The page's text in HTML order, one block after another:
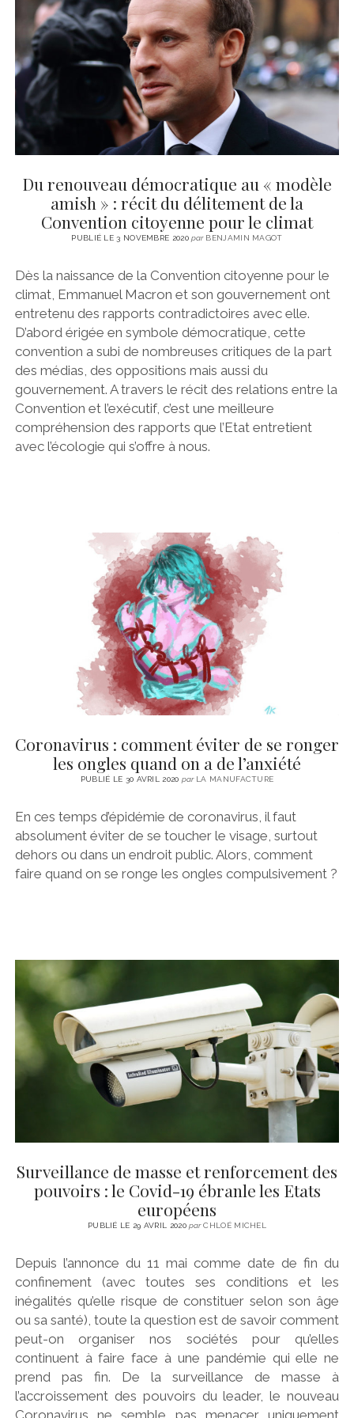
CINÉMA
LITTÉRATURE
ÉCONOMIE
SPORT
MÉDIAS
SANTÉ
instagram
emailemail-
form
Du renouveau démocratique au « modèle
amish » : récit du délitement de la
Convention citoyenne pour le climat
PUBLIÉ LE 3 NOVEMBRE 2020parBENJAMIN MAGOT
Dès la naissance de la Convention citoyenne pour le
climat, Emmanuel Macron et son gouvernement ont
entretenu des rapports contradictoires avec elle.
D’abord érigée en symbole démocratique, cette
convention a subi de nombreuses critiques de la part
des médias, des oppositions mais aussi du
gouvernement. A travers le récit des relations entre la
Convention et l’exécutif, c’est une meilleure
compréhension des rapports que l’Etat entretient
avec l’écologie qui s’offre à nous.
Coronavirus : comment éviter de se ronger
les ongles quand on a de l’anxiété
PUBLIÉ LE 30 AVRIL 2020 parLA MANUFACTURE
En ces temps d’épidémie de coronavirus, il faut
absolument éviter de se toucher le visage, surtout
dehors ou dans un endroit public. Alors, comment
faire quand on se ronge les ongles compulsivement ?
Surveillance de masse et renforcement des
pouvoirs : le Covid-19 ébranle les Etats
européens
PUBLIÉ LE 29 AVRIL 2020parCHLOÉ MICHEL
Depuis l’annonce du 11 mai comme date de fin du
confinement (avec toutes ses conditions et les
inégalités qu’elle risque de constituer selon son âge
ou sa santé), toute la question est de savoir comment
peut-on organiser nos sociétés pour qu’elles
continuent à faire face à une pandémie qui elle ne
prend pas fin. De la surveillance de masse à
l’accroissement des pouvoirs du leader, le nouveau
Coronavirus ne semble pas menacer uniquement